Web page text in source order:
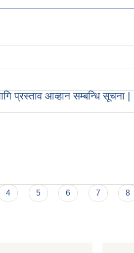
प्रस्ताव आव्हान सम्बन्धि सूचना |
4 5 6 7 8